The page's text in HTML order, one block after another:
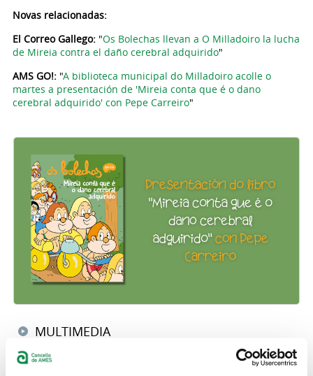
Novas relacionadas:
El Correo Gallego:"Os Bolechas llevan a O Milladoiro la lucha
de Mireia contra el daño cerebral adquirido"
AMS GO!:"A biblioteca municipal do Milladoiro acolle o
martes a presentación de 'Mireia conta que é o dano
cerebral adquirido' con Pepe Carreiro"
MULTIMEDIA